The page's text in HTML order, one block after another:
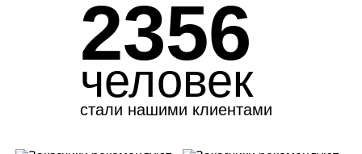
2356
человек
стали нашими клиентами